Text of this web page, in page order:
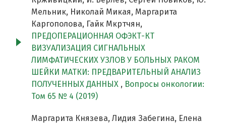
Мельник, Николай Микая, Маргарита
Каргополова, Гайк Мкртчян,
ПРЕДОПЕРАЦИОННАЯ ОФЭКТ-КТ
ВИЗУАЛИЗАЦИЯ СИГНАЛЬНЫХ
ЛИМФАТИЧЕСКИХ УЗЛОВ У БОЛЬНЫХ РАКОМ
ШЕЙКИ МАТКИ: ПРЕДВАРИТЕЛЬНЫЙ АНАЛИЗ
ПОЛУЧЕННЫХ ДАННЫХ , Вопросы онкологии:
Том 65 № 4 (2019)
Маргарита Князева, Лидия Забегина, Елена